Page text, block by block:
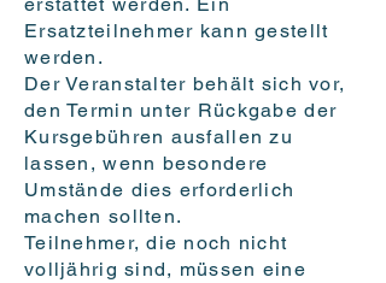
erstattet werden. Ein
Ersatzteilnehmer kann gestellt
werden.
Der Veranstalter behält sich vor,
den Termin unter Rückgabe der
Kursgebühren ausfallen zu
lassen, wenn besondere
Umstände dies erforderlich
machen sollten.
Teilnehmer, die noch nicht
volljährig sind, müssen eine